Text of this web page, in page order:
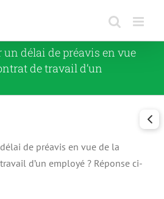
délai de préavis en vue
de travail d’un
de préavis en vue de la
d’un employé ? Réponse ci-